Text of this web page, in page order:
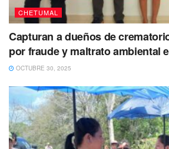
¿Cómo ayudar a la familia?
El padre de familia pide a la
con algún sitio dondesu familia
pueda irse a trabajar sin la
correr peligro en las calles.
Si deseas ayudar a Sergio
CHETUMAL
Capturan a dueños de
por fraude y maltrato ambiental
OCTUBRE 30, 2025